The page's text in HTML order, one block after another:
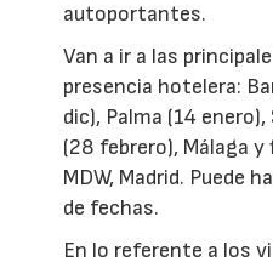
autoportantes.
Van a ir a las
presencia hotelera:
dic), Palma (14
(28 febrero), Málaga
MDW, Madrid. Puede
de fechas.
En lo referente a los